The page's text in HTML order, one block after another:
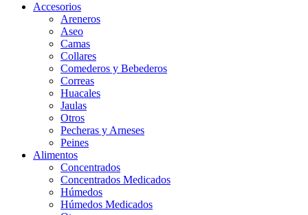
Accesorios
Areneros
Aseo
Camas
Collares
Comederos y Bebederos
Correas
Huacales
Jaulas
Otros
Pecheras y Arneses
Peines
Alimentos
Concentrados
Concentrados Medicados
Húmedos
Húmedos Medicados